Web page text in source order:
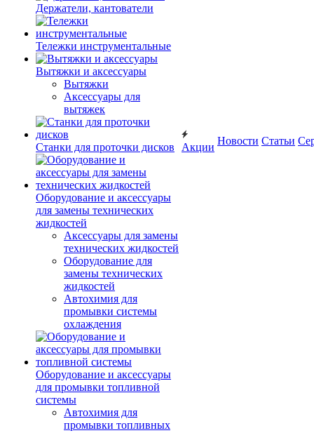
Держатели, кантователи
Тележки инструментальные
Вытяжки и аксессуары
Вытяжки
Аксессуары для
вытяжек
Станки для проточки дисков
Оборудование и аксессуары
для замены технических
жидкостей
Аксессуары для замены
технических жидкостей
Оборудование для
замены технических
жидкостей
Автохимия для
промывки системы
охлаждения
Оборудование и аксессуары
для промывки топливной
системы
Автохимия для
промывки топливных
Акции
Новости Статьи